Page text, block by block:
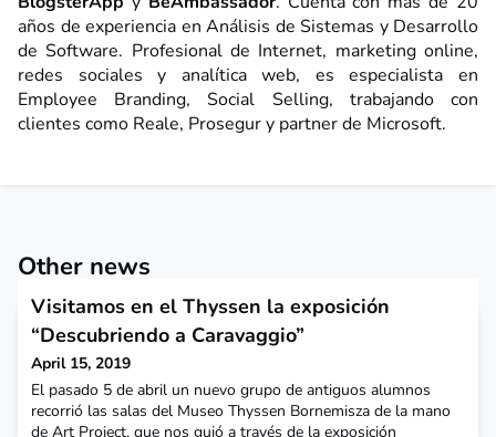
años de experiencia en Análisis de Sistemas y Desarrollo
de Software. Profesional de Internet, marketing online,
redes sociales y analítica web, es especialista en
Employee Branding, Social Selling, trabajando con
clientes como Reale, Prosegur y partner de Microsoft.
Other news
Visitamos en el Thyssen la exposición
“Descubriendo a Caravaggio”
April 15, 2019
El pasado 5 de abril un nuevo grupo de antiguos alumnos
recorrió las salas del Museo Thyssen Bornemisza de la mano
de Art Project, que nos guió a través de la exposición